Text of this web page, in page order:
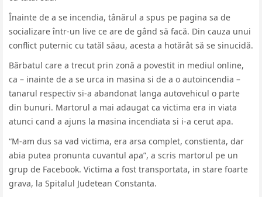
Înainte de a se incendia, tânărul a spus pe pagina sa de
socializare într-un live ce are de gând să facă. Din cauza unui
conflict puternic cu tatăl săau, acesta a hotărât să se sinucidă.
Bărbatul care a trecut prin zonă a povestit in mediul online,
ca – inainte de a se urca in masina si de a o autoincendia –
tanarul respectiv si-a abandonat langa autovehicul o parte
din bunuri. Martorul a mai adaugat ca victima era in viata
atunci cand a ajuns la masina incendiata si i-a cerut apa.
“M-am dus sa vad victima, era arsa complet, constienta, dar
abia putea pronunta cuvantul apa”, a scris martorul pe un
grup de Facebook. Victima a fost transportata, in stare foarte
grava, la Spitalul Judetean Constanta.